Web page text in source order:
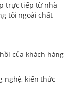
trực tiếp từ nhà
tôi ngoài chất
của khách hàng
nghệ, kiến thức